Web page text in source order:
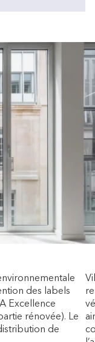
des labels
Excellence
rénovée). Le
de